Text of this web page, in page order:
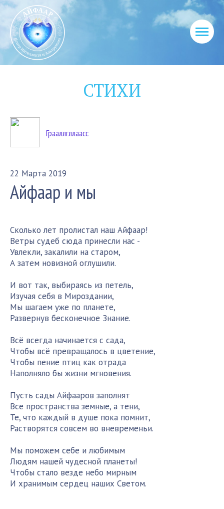
СТИХИ
Грааллгллаасс
22 Марта 2019
Айфаар и мы
Сколько лет пролистал наш Айфаар!
Ветры судеб сюда принесли нас -
Увлекли, закалили на старом,
А затем новизной оглушили.
И вот так, выбираясь из петель,
Изучая себя в Мироздании,
Мы шагаем уже по планете,
Развернув бесконечное Знание.
Всё всегда начинается с сада,
Чтобы всё превращалось в цветение,
Чтобы пение птиц как отрада
Наполняло бы жизни мгновения.
Пусть сады Айфааров заполнят
Все пространства земные, а тени,
Те, что каждый в душе пока помнит,
Растворятся совсем во вневременьи.
Мы поможем себе и любимым
Людям нашей чудесной планеты!
Чтобы стало везде небо мирным
И хранимым сердец наших Светом.